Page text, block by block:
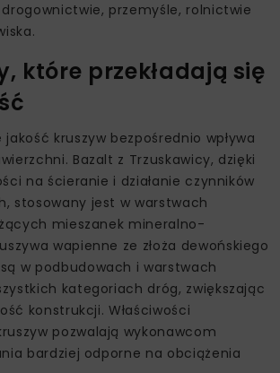
przemyśle, rolnictwie
które przekładają się
kruszyw bezpośrednio wpływa
Bazalt z Trzuskawicy, dzięki
na ścieranie i działanie czynników
stosowany jest w warstwach
mieszanek mineralno-
wapienne ze złoża dewońskiego
w podbudowach i warstwach
kategoriach dróg, zwiększając
konstrukcji. Właściwości
pozwalają wykonawcom
bardziej odporne na obciążenia